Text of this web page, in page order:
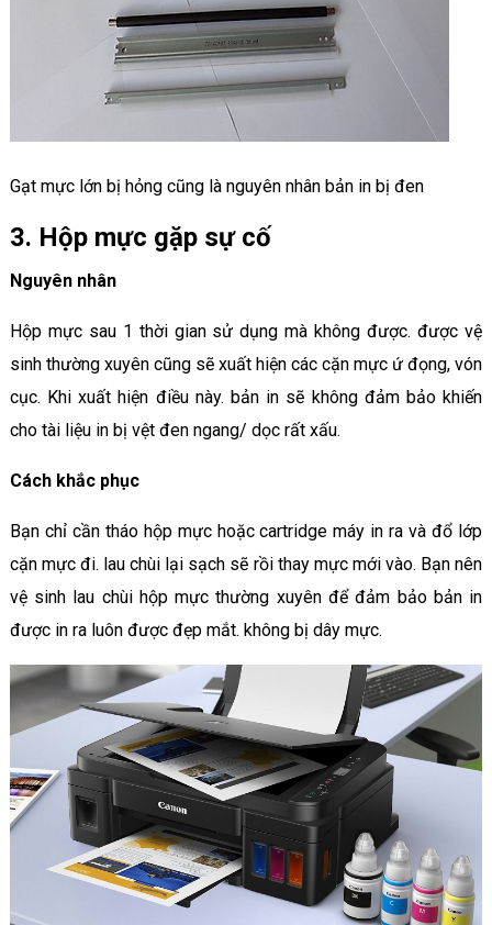
Gạt mực lớn bị hỏng cũng là nguyên nhân bản in bị đen
3. Hộp mực gặp sự cố
Nguyên nhân
Hộp mực sau 1 thời gian sử dụng mà không được. được vệ
sinh thường xuyên cũng sẽ xuất hiện các cặn mực ứ đọng, vón
cục. Khi xuất hiện điều này. bản in sẽ không đảm bảo khiến
cho tài liệu in bị vệt đen ngang/ dọc rất xấu.
Cách khắc phục
Bạn chỉ cần tháo hộp mực hoặc cartridge máy in ra và đổ lớp
cặn mực đi. lau chùi lại sạch sẽ rồi thay mực mới vào. Bạn nên
vệ sinh lau chùi hộp mực thường xuyên để đảm bảo bản in
được in ra luôn được đẹp mắt. không bị dây mực.